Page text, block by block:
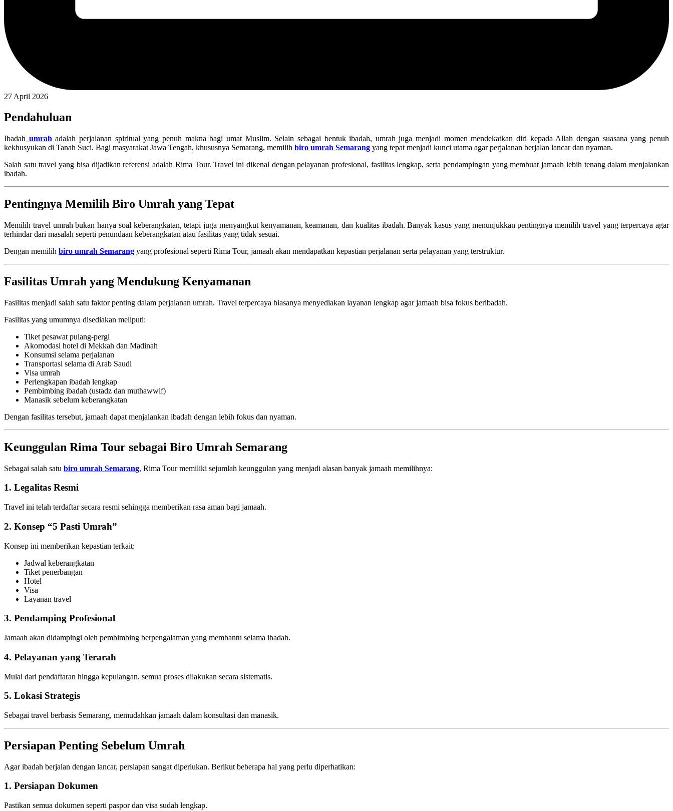
27 April 2026
Pendahuluan
Ibadah umrah adalah perjalanan spiritual yang penuh makna bagi umat Muslim. Selain sebagai bentuk ibadah, umrah juga menjadi momen mendekatkan diri kepada Allah dengan suasana yang penuh
kekhusyukan di Tanah Suci. Bagi masyarakat Jawa Tengah, khususnya Semarang, memilih biro umrah Semarang yang tepat menjadi kunci utama agar perjalanan berjalan lancar dan nyaman.
Salah satu travel yang bisa dijadikan referensi adalah Rima Tour. Travel ini dikenal dengan pelayanan profesional, fasilitas lengkap, serta pendampingan yang membuat jamaah lebih tenang dalam menjalankan
ibadah.
Pentingnya Memilih Biro Umrah yang Tepat
Memilih travel umrah bukan hanya soal keberangkatan, tetapi juga menyangkut kenyamanan, keamanan, dan kualitas ibadah. Banyak kasus yang menunjukkan pentingnya memilih travel yang terpercaya agar
terhindar dari masalah seperti penundaan keberangkatan atau fasilitas yang tidak sesuai.
Dengan memilih biro umrah Semarang yang profesional seperti Rima Tour, jamaah akan mendapatkan kepastian perjalanan serta pelayanan yang terstruktur.
Fasilitas Umrah yang Mendukung Kenyamanan
Fasilitas menjadi salah satu faktor penting dalam perjalanan umrah. Travel terpercaya biasanya menyediakan layanan lengkap agar jamaah bisa fokus beribadah.
Fasilitas yang umumnya disediakan meliputi:
Tiket pesawat pulang-pergi
Akomodasi hotel di Mekkah dan Madinah
Konsumsi selama perjalanan
Transportasi selama di Arab Saudi
Visa umrah
Perlengkapan ibadah lengkap
Pembimbing ibadah (ustadz dan muthawwif)
Manasik sebelum keberangkatan
Dengan fasilitas tersebut, jamaah dapat menjalankan ibadah dengan lebih fokus dan nyaman.
Keunggulan Rima Tour sebagai Biro Umrah Semarang
Sebagai salah satu biro umrah Semarang, Rima Tourmemiliki sejumlah keunggulan yang menjadi alasan banyak jamaah memilihnya:
1. Legalitas Resmi
Travel ini telah terdaftar secara resmi sehingga memberikan rasa aman bagi jamaah.
2. Konsep “5 Pasti Umrah”
Konsep ini memberikan kepastian terkait:
Jadwal keberangkatan
Tiket penerbangan
Hotel
Visa
Layanan travel
3. Pendamping Profesional
Jamaah akan didampingi oleh pembimbing berpengalaman yang membantu selama ibadah.
4. Pelayanan yang Terarah
Mulai dari pendaftaran hingga kepulangan, semua proses dilakukan secara sistematis.
5. Lokasi Strategis
Sebagai travel berbasis Semarang, memudahkan jamaah dalam konsultasi dan manasik.
Persiapan Penting Sebelum Umrah
Agar ibadah berjalan dengan lancar, persiapan sangat diperlukan. Berikut beberapa hal yang perlu diperhatikan:
1. Persiapan Dokumen
Pastikan semua dokumen seperti paspor dan visa sudah lengkap.